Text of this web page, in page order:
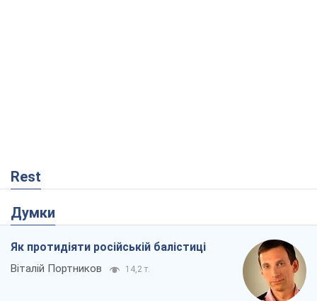
Rest
Думки
Як протидіяти російській балістиці
Віталій Портников 14,2 т.